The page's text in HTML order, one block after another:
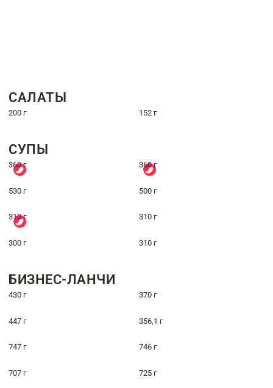
САЛАТЫ
200 г 152 г
СУПЫ
360 г 360 г
530 г 500 г
310 г 310 г
300 г 310 г
БИЗНЕС-ЛАНЧИ
430 г 370 г
447 г 356,1 г
747 г 746 г
707 г 725 г